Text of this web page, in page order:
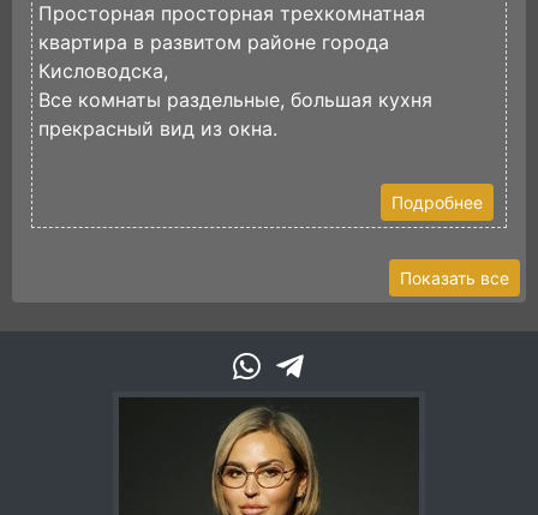
Просторная просторная трехкомнатная
квартира в развитом районе города
Кисловодска,
Все комнаты раздельные, большая кухня
прекрасный вид из окна.
Подробнее
Показать все